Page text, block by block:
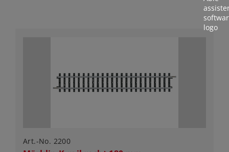
Art.-No. 2200